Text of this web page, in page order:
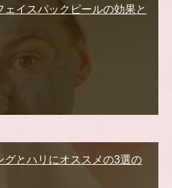
イスパックピールの効果と
グとハリにオススメの3選の